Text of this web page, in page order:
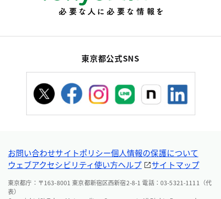
東京都公式SNS
お問い合わせサイトポリシー個人情報の保護について
ウェブアクセシビリティ使い方ヘルプ サイトマップ
東京都庁：〒163-8001 東京都新宿区西新宿2-8-1 電話：03-5321-1111（代
表）